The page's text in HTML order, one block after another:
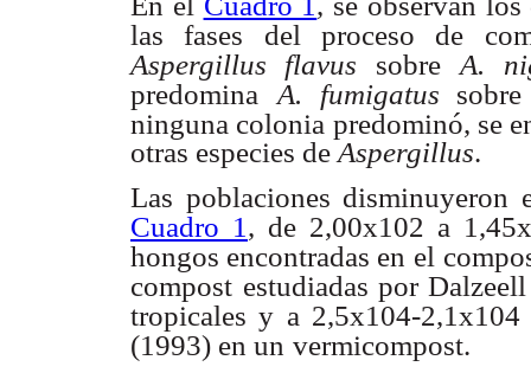
las fases del proceso de
Aspergillus flavus sobre
A.
predomina
A. fumigatus
ninguna colonia predominó, se
otras especies de Aspergillus.
Las poblaciones
Cuadro 1 , de 2,00x102 a
hongos encontradas en el
compost estudiadas por
tropicales y a 2,5x104-2,1x104
(1993) en un vermicompost.